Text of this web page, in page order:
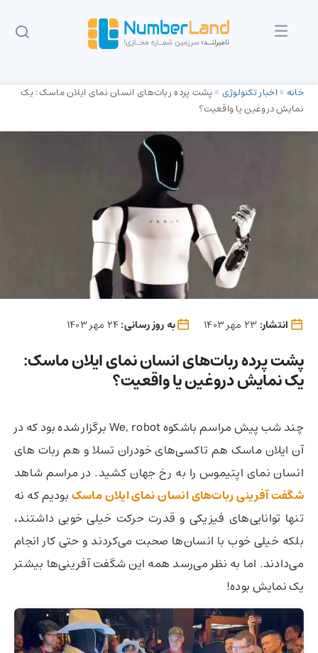
خانه »اخبار تکنولوژی » پشت پرده ربات‌های انسان نمای ایلان ماسک: یک
نمایش دروغین یا واقعیت؟
انتشار: به روز رسانی:
پشت پرده ربات‌های انسان نمای ایلان ماسک:
یک نمایش دروغین یا واقعیت؟
چند شب پیش مراسم باشکوه We, robot برگزار شده بود که در
آن ایلان ماسک هم تاکسی‌های خودران تسلا و هم ربات های
انسان نمای اپتیموس را به رخ جهان کشید. در مراسم شاهد
شگفت آفرینی ربات‌های انسان نمای ایلان ماسکبودیم که نه
تنها توانایی‌های فیزیکی و قدرت حرکت خیلی خوبی داشتند،
بلکه خیلی خوب با انسان‌ها صحبت می‌کردند و حتی کار انجام
می‌دادند. اما به نظر می‌رسد همه این شگفت ‌آفرینی‌ها بیشتر
یک نمایش بوده!